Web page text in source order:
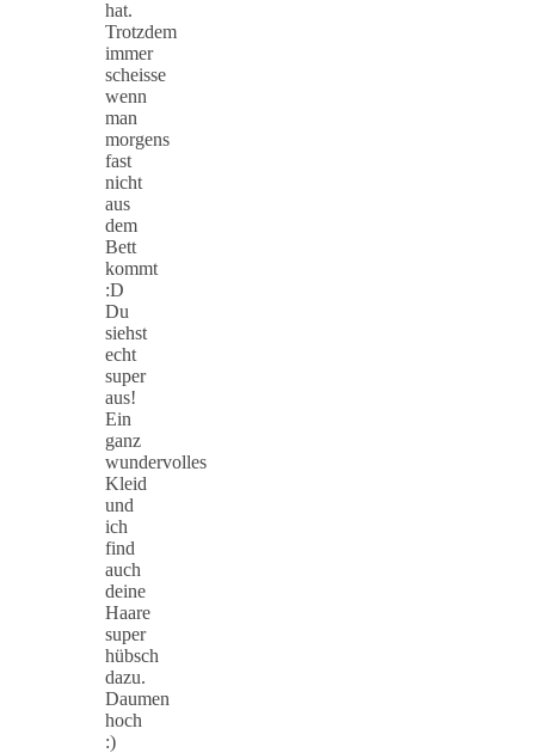
hat.
Trotzdem
immer
scheisse
wenn
man
morgens
fast
nicht
aus
dem
Bett
kommt
:D
Du
siehst
echt
super
aus!
Ein
ganz
wundervolles
Kleid
und
ich
find
auch
deine
Haare
super
hübsch
dazu.
Daumen
hoch
:)